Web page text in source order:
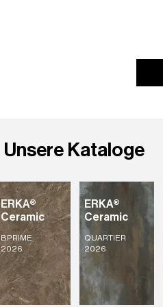
Unsere Kataloge
ERKA®
Ceramic
QUARTIER
2026
ERKA®
Ceramic
BPRIME
2026